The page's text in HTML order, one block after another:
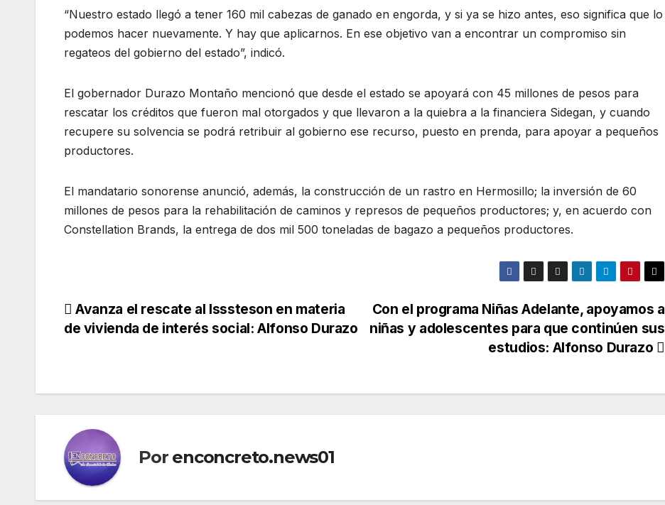
“Nuestro estado llegó a tener 160 mil cabezas de ganado en engorda, y si ya se hizo antes, eso significa que lo
podemos hacer nuevamente. Y hay que aplicarnos. En ese objetivo van a encontrar un compromiso sin
regateos del gobierno del estado”, indicó.
El gobernador Durazo Montaño mencionó que desde el estado se apoyará con 45 millones de pesos para
rescatar los créditos que fueron mal otorgados y que llevaron a la quiebra a la financiera Sidegan, y cuando
recupere su solvencia se podrá retribuir al gobierno ese recurso, puesto en prenda, para apoyar a pequeños
productores.
El mandatario sonorense anunció, además, la construcción de un rastro en Hermosillo; la inversión de 60
millones de pesos para la rehabilitación de caminos y represos de pequeños productores; y, en acuerdo con
Constellation Brands, la entrega de dos mil 500 toneladas de bagazo a pequeños productores.
Navegación
Con el programa Niñas Adelante, apoyamos a
niñas y adolescentes para que continúen sus
estudios: Alfonso Durazo
Avanza el rescate al Isssteson en materia
de vivienda de interés social: Alfonso Durazo
Por enconcreto.news01